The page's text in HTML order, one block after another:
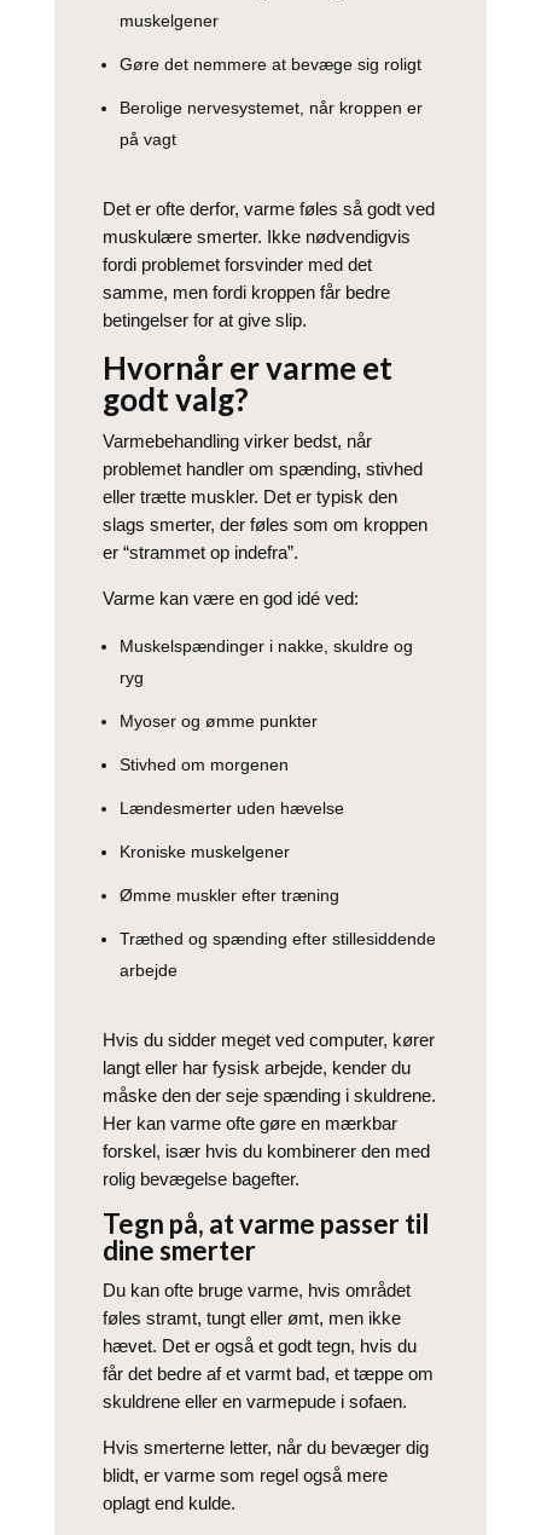
muskelgener
Gøre det nemmere at bevæge sig roligt
Berolige nervesystemet, når kroppen er
på vagt
Det er ofte derfor, varme føles så godt ved
muskulære smerter. Ikke nødvendigvis
fordi problemet forsvinder med det
samme, men fordi kroppen får bedre
betingelser for at give slip.
Hvornår er varme et
godt valg?
Varmebehandling virker bedst, når
problemet handler om spænding, stivhed
eller trætte muskler. Det er typisk den
slags smerter, der føles som om kroppen
er “strammet op indefra”.
Varme kan være en god idé ved:
Muskelspændinger i nakke, skuldre og
ryg
Myoser og ømme punkter
Stivhed om morgenen
Lændesmerter uden hævelse
Kroniske muskelgener
Ømme muskler efter træning
Træthed og spænding efter stillesiddende
arbejde
Hvis du sidder meget ved computer, kører
langt eller har fysisk arbejde, kender du
måske den der seje spænding i skuldrene.
Her kan varme ofte gøre en mærkbar
forskel, især hvis du kombinerer den med
rolig bevægelse bagefter.
Tegn på, at varme passer til
dine smerter
Du kan ofte bruge varme, hvis området
føles stramt, tungt eller ømt, men ikke
hævet. Det er også et godt tegn, hvis du
får det bedre af et varmt bad, et tæppe om
skuldrene eller en varmepude i sofaen.
Hvis smerterne letter, når du bevæger dig
blidt, er varme som regel også mere
oplagt end kulde.